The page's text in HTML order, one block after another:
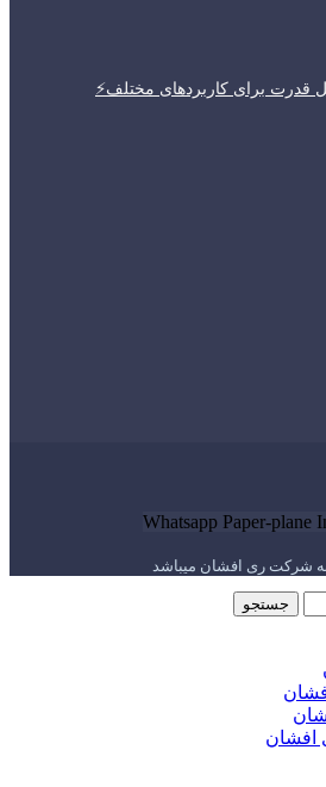
قدرت برای کاربردهای مختلف⚡
Whatsapp Paper-plane
شرکت ری افشان میباشد
جستجو